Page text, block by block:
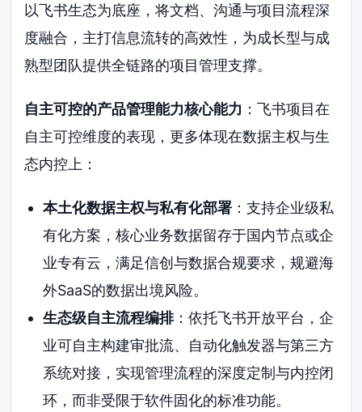
以飞书生态为底座，将文档、沟通与项目流程深
度融合，主打信息流转的高效性，为成长型与成
熟型团队提供全链路的项目管理支撑。
自主可控的产品管理能力核心能力 ：飞书项目在
自主可控维度的表现，更多体现在数据主权与生
态内控上：
本土化数据主权与私有化部署：支持企业级私
有化方案，核心业务数据留存于国内节点或企
业专有云，满足信创与数据合规要求，规避海
外SaaS的数据出境风险。
生态级自主流程编排：依托飞书开放平台，企
业可自主构建审批流、自动化触发器与第三方
系统对接，实现管理流程的深度定制与内控闭
环，而非受限于软件固化的标准功能。